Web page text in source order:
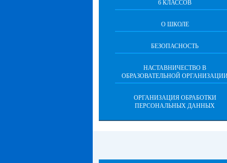
6 КЛАССОВ
О ШКОЛЕ
БЕЗОПАСНОСТЬ
НАСТАВНИЧЕСТВО В
ОБРАЗОВАТЕЛЬНОЙ
ОРГАНИЗАЦИЯ ОБРАБОТКИ
ПЕРСОНАЛЬНЫХ ДАННЫХ